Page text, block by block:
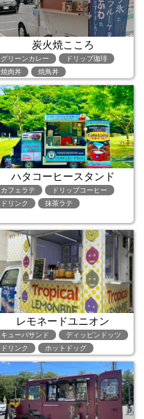
炭火焼こころ
グリーンカレー
ドリップ珈琲
焼肉丼
焼鳥丼
ハタコーヒースタンド
カフェラテ
ドリップコーヒー
ドリンク
抹茶ラテ
レモネードユニオン
キューバサンド
ディッピンドッツ
ドリンク
ホットドッグ